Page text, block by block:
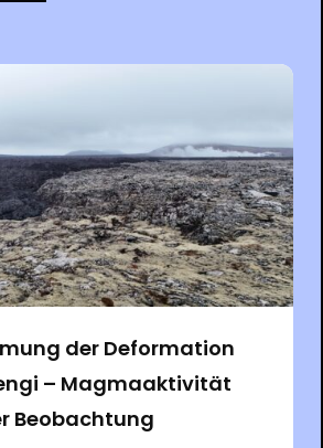
der Deformation
– Magmaaktivität
Beobachtung